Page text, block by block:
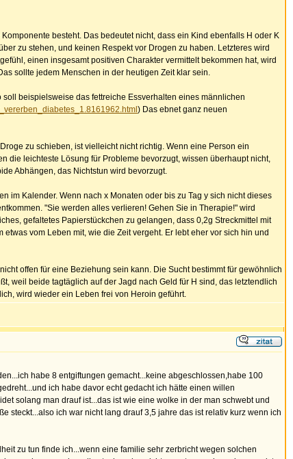
besteht. Das bedeutet nicht, dass ein Kind ebenfalls H oder K
zu stehen, und keinen Respekt vor Drogen zu haben. Letzteres wird
einen insgesamt positiven Charakter vermittelt bekommen hat, wird
sollte jedem Menschen in der heutigen Zeit klar sein.
beispielsweise das fettreiche Essverhalten eines männlichen
) Das ebnet ganz neuen
zu schieben, ist vielleicht nicht richtig. Wenn eine Person ein
die leichteste Lösung für Probleme bevorzugt, wissen überhaupt nicht,
Abhängen, das Nichtstun wird bevorzugt.
im Kalender. Wenn nach x Monaten oder bis zu Tag y sich nicht dieses
"Sie werden alles verlieren! Gehen Sie in Therapie!" wird
gefaltetes Papierstückchen zu gelangen, dass 0,2g Streckmittel mit
vom Leben mit, wie die Zeit vergeht. Er lebt eher vor sich hin und
offen für eine Beziehung sein kann. Die Sucht bestimmt für gewöhnlich
weil beide tagtäglich auf der Jagd nach Geld für H sind, das letztendlich
wird wieder ein Leben frei von Heroin geführt.
habe 8 entgiftungen gemacht...keine abgeschlossen,habe 100
ich habe davor echt gedacht ich hätte einen willen
solang man drauf ist...das ist wie eine wolke in der man schwebt und
steckt...also ich war nicht lang drauf 3,5 jahre das ist relativ kurz wenn ich
zu tun finde ich...wenn eine familie sehr zerbricht wegen solchen